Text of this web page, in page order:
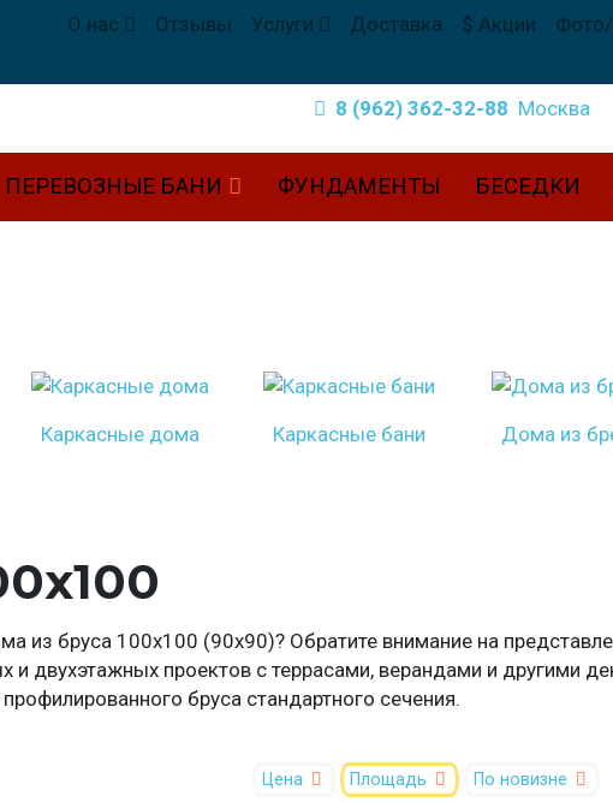
О нас Отзывы Услуги Доставка $ Акции
8 (962) 362-32-88 Москва
ПЕРЕВОЗНЫЕ БАНИ ФУНДАМЕНТЫ БЕСЕДКИ
Каркасные дома Каркасные бани Дома из
из бруса 100х100 (90х90)? Обратите внимание на
двухэтажных проектов с террасами, верандами и другими
бруса стандартного сечения.
Цена Площадь По новизне